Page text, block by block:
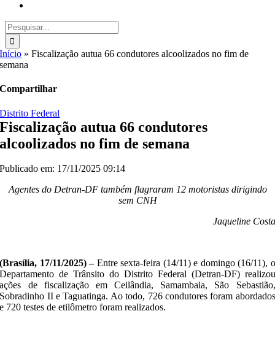
Buscar
resultados
para:
Início »Fiscalização autua 66 condutores alcoolizados no fim de
semana
Compartilhar
Distrito Federal
Fiscalização autua 66 condutores
alcoolizados no fim de semana
Publicado em: 17/11/2025 09:14
Agentes do Detran-DF também flagraram 12 motoristas dirigindo
sem CNH
Jaqueline Costa
(Brasília, 17/11/2025) –Entre sexta-feira (14/11) e domingo (16/11), o
Departamento de Trânsito do Distrito Federal (Detran-DF) realizou
ações de fiscalização em Ceilândia, Samambaia, São Sebastião,
Sobradinho II e Taguatinga. Ao todo, 726 condutores foram abordados
e 720 testes de etilômetro foram realizados.